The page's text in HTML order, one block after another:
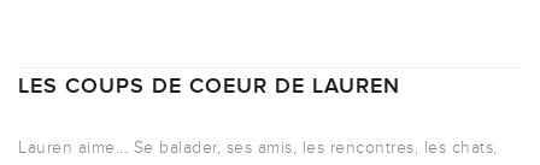
LES COUPS DE COEUR DE LAUREN
Lauren aime... Se balader, ses amis, les rencontres, les chats,